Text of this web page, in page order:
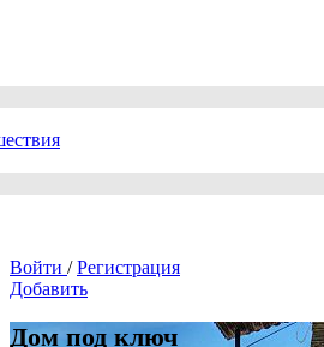
Войти / Регистрация
Добавить
Дом под ключ